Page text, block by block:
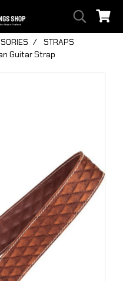
STRAPS
Guitar Strap